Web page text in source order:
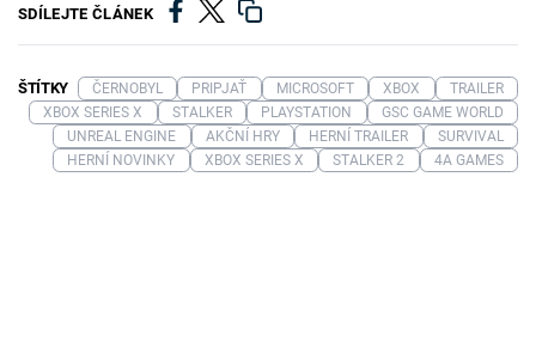
SDÍLEJTE ČLÁNEK
ŠTÍTKY ČERNOBYL PRIPJAŤ MICROSOFT XBOX
TRAILER
XBOX SERIES X
STALKER PLAYSTATION
GSC GAME WORLD
UNREAL ENGINE
AKČNÍ HRY HERNÍ TRAILER
SURVIVAL
HERNÍ NOVINKY
XBOX SERIES X STALKER 2 4A GAMES